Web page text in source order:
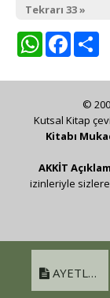
Tekrarı 33 »
WhatsApp
AYETLER
©
Kutsal Kitap
Kitabı
AKKİT
izinleriyle sizlere